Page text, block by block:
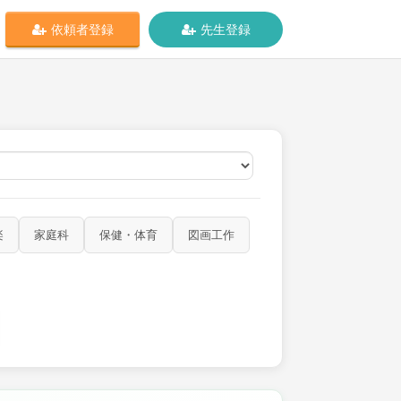
依頼者登録 先生登録
家庭科 保健・体育 図画工作